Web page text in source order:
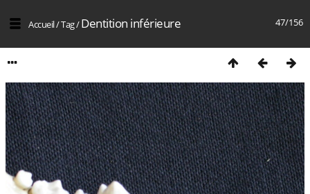
47/156
Accueil/Tag/Dentition inférieure